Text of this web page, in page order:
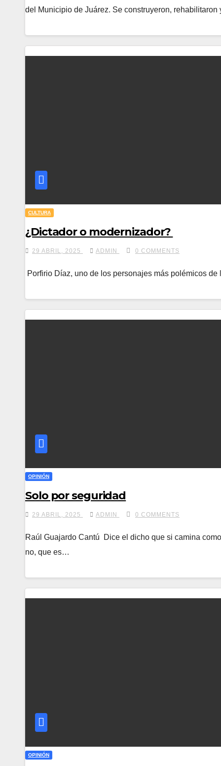
del Municipio de Juárez. Se construyeron,
CULTURA
¿Dictador o modernizador?
29 ABRIL, 2025 ADMIN 0 COMMENTS
Porfirio Díaz, uno de los personajes más polémicos
OPINIÓN
Solo por seguridad
29 ABRIL, 2025 ADMIN 0 COMMENTS
Raúl Guajardo Cantú Dice el dicho que si camina
no, que es…
OPINIÓN